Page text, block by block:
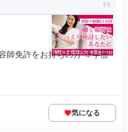
師免許をお持ちの方 ※学歴
気になる